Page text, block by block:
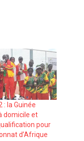
: la Guinée
domicile et
pour
d’Afrique